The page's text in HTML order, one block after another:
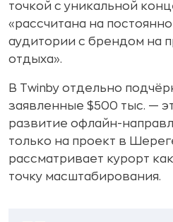
точкой с уникальной
«рассчитана на
аудитории с брендом на
отдыха».
В Twinby отдельно
заявленные $500 тыс. —
развитие офлайн-
только на проект в
рассматривает курорт
точку масштабирования.